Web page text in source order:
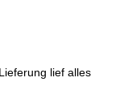
lief alles